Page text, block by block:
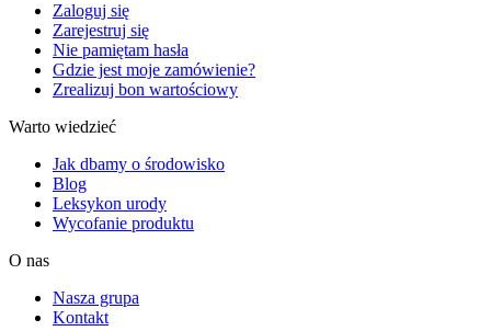
Zaloguj się
Zarejestruj się
Nie pamiętam hasła
Gdzie jest moje zamówienie?
Zrealizuj bon wartościowy
Warto wiedzieć
Jak dbamy o środowisko
Blog
Leksykon urody
Wycofanie produktu
O nas
Nasza grupa
Kontakt